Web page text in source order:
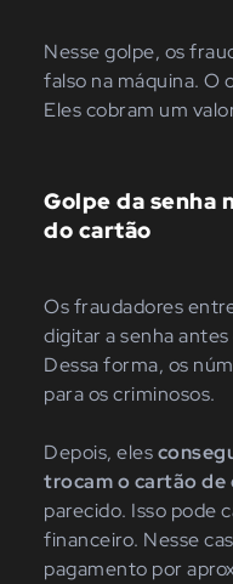
Nesse golpe, os
falso na máquina. O
Eles cobram um
Golpe da senha
do cartão
Os fraudadores
digitar a senha
Dessa forma, os
para os criminosos.
Depois, eles
trocam o cartão de
parecido. Isso pode
financeiro. Nesse
pagamento por